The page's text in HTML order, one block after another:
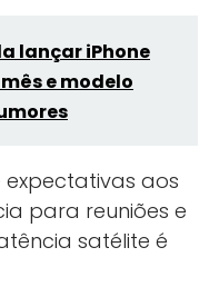
lançar iPhone
e modelo
expectativas aos
para reuniões e
satélite é